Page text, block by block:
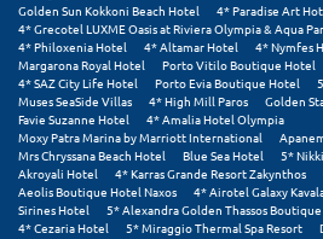
Μπαλί Κρήτης
Μπάνσκο
Μπούκα Μεσσηνίας
Μύκονος
Μυστράς
Golden Sun Kokkoni Beach Hotel
4* Paradise Art
4* Grecotel LUXME Oasis at Riviera Olympia & Aqua
4* Philoxenia Hotel
4* Altamar Hotel 4* Nymfes
Margarona Royal Hotel
Porto Vitilo Boutique Hotel
4* SAZ City Life Hotel
Porto Evia Boutique Hotel
Muses SeaSide Villas
4* High Mill Paros
Golden
Favie Suzanne Hotel
4* Amalia Hotel Olympia
Moxy Patra Marina by Marriott International
Mrs Chryssana Beach Hotel
Blue Sea Hotel
5*
Akroyali Hotel
4* Karras Grande Resort Zakynthos
Aeolis Boutique Hotel Naxos
4* Airotel Galaxy
Sirines Hotel
5* Alexandra Golden Thassos
4* Cezaria Hotel
5* Miraggio Thermal Spa Resort